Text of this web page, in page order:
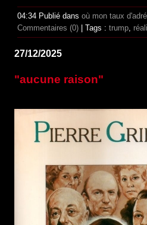
04:34 Publié dans où mon taux
Commentaires (0) | Tags : trump,
27/12/2025
"aucune raison"